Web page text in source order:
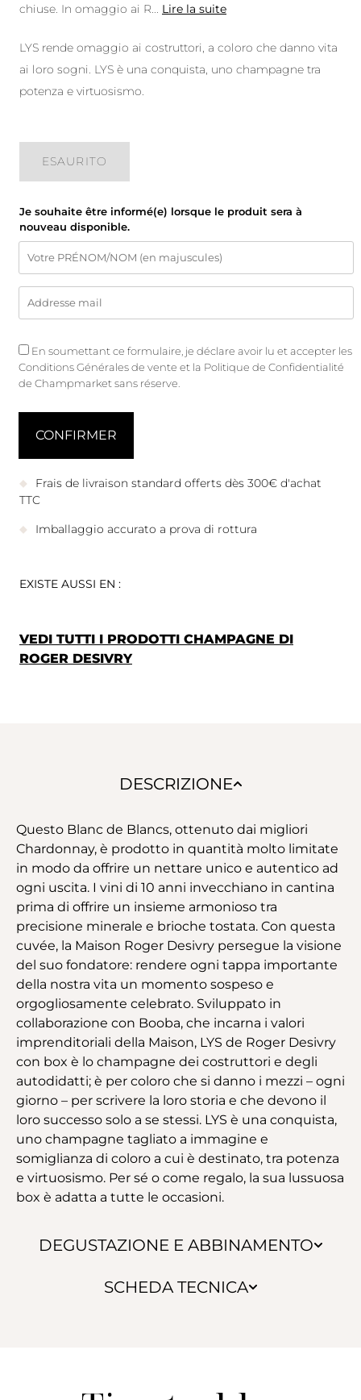
chiuse. In omaggio ai R
Lire la suite
LYS rende omaggio ai costruttori, a coloro che danno vita
ai loro sogni. LYS è una conquista, uno champagne tra
potenza e virtuosismo.
ESAURITO
Je souhaite être informé(e) lorsque le produit sera à
nouveau disponible.
En soumettant ce formulaire, je déclare avoir lu et accepter les
Conditions Générales de vente et la Politique de Confidentialité
de Champmarket sans réserve.
Frais de livraison standard offerts dès 300€ d'achat
TTC
Imballaggio accurato a prova di rottura
EXISTE AUSSI EN :
VEDI TUTTI I PRODOTTI CHAMPAGNE DI
ROGER DESIVRY
DESCRIZIONE
DEGUSTAZIONE E ABBINAMENTO
SCHEDA TECNICA
Questo Blanc de Blancs, ottenuto dai migliori
Chardonnay, è prodotto in quantità molto limitate
in modo da offrire un nettare unico e autentico ad
ogni uscita. I vini di 10 anni invecchiano in cantina
prima di offrire un insieme armonioso tra
precisione minerale e brioche tostata. Con questa
cuvée, la Maison Roger Desivry persegue la visione
del suo fondatore: rendere ogni tappa importante
della nostra vita un momento sospeso e
orgogliosamente celebrato. Sviluppato in
collaborazione con Booba, che incarna i valori
imprenditoriali della Maison, LYS de Roger Desivry
con box è lo champagne dei costruttori e degli
autodidatti; è per coloro che si danno i mezzi – ogni
giorno – per scrivere la loro storia e che devono il
loro successo solo a se stessi. LYS è una conquista,
uno champagne tagliato a immagine e
somiglianza di coloro a cui è destinato, tra potenza
e virtuosismo. Per sé o come regalo, la sua lussuosa
box è adatta a tutte le occasioni.